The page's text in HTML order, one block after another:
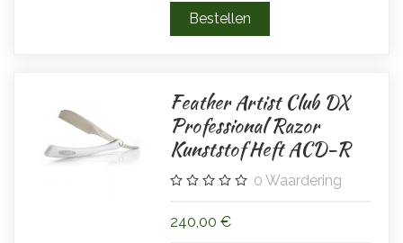
Feather Artist Club DX
Professional Razor
Kunststof Heft ACD-R
0 Waardering
240,00 €